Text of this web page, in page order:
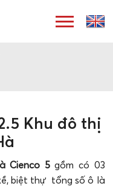
Khu đô thị
Cienco 5gồm có 03
biệt thự tổng số ô là